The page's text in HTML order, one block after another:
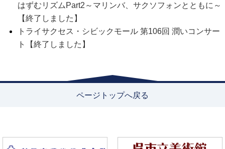
はずむリズムPart2～マリンバ、サクソフォンとともに～
【終了しました】
トライサクセス・シビックモール 第106回 潤いコンサー
ト【終了しました】
ページトップへ戻る